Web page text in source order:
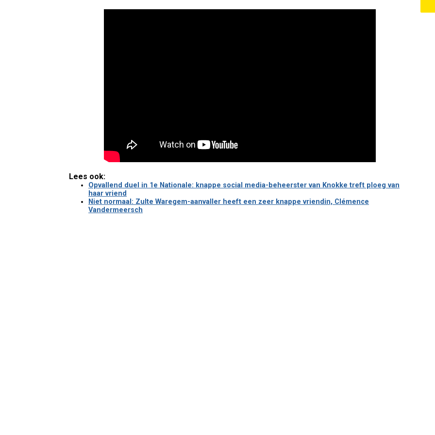
Lees ook:
Opvallend duel in 1e Nationale: knappe social media-beheerster van Knokke treft ploeg van
haar vriend
Niet normaal: Zulte Waregem-aanvaller heeft een zeer knappe vriendin, Clémence
Vandermeersch